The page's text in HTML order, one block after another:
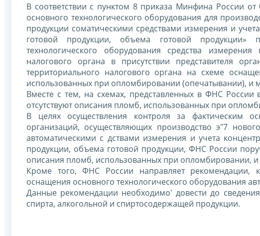
В соответствии с пунктом 8 приказа Минфина России
основного технологического оборудования для
продукции соматическими средствами измерения и
готовой продукции, объема готовой продукции»
технологического оборудования средства
налогового органа в присутствии представителя
территориального налогового органа на схеме
использованных при опломбировании (опечатывании), и
Вместе с тем, на схемах, представленных в ФНС
отсутствуют описания пломб, использованных при
В целях осуществления контроля за фактическим
организаций, осуществляющих производство э"7
автоматическими с дствами измерения и учета
продукции, объема готовой продукции, ФНС России
описания пломб, использованных при опломбировании, и
Кроме того, ФНС России направляет рекомендации,
оснащения основного технологического оборудования
Данные рекомендации необходимо' довести до
спирта, алкогольной и спиртосодержащей продукции.